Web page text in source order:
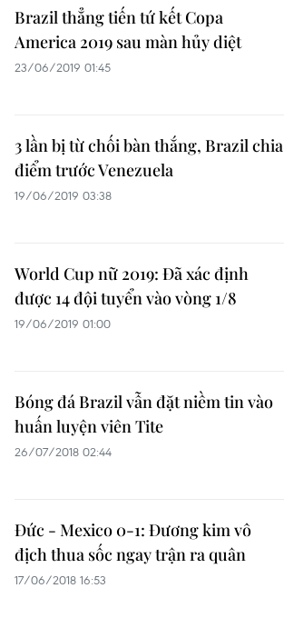
Brazil thẳng tiến tứ kết Copa
America 2019 sau màn hủy diệt
23/06/2019 01:45
3 lần bị từ chối bàn thắng, Brazil chia
điểm trước Venezuela
19/06/2019 03:38
World Cup nữ 2019: Đã xác định
được 14 đội tuyển vào vòng 1/8
19/06/2019 01:00
Bóng đá Brazil vẫn đặt niềm tin vào
huấn luyện viên Tite
26/07/2018 02:44
Đức - Mexico 0-1: Đương kim vô
địch thua sốc ngay trận ra quân
17/06/2018 16:53